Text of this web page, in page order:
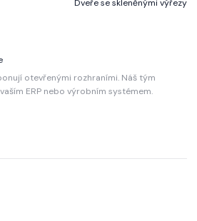
Dveře se skleněnými výřezy
otevřenými rozhraními. Náš tým
ERP nebo výrobním systémem.